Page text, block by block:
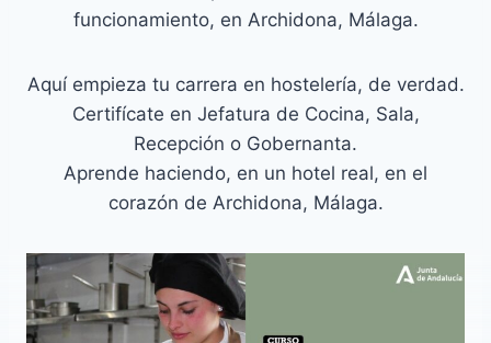
funcionamiento, en Archidona, Málaga.
Aquí empieza tu carrera en hostelería, de verdad.
Certifícate en Jefatura de Cocina, Sala,
Recepción o Gobernanta.
Aprende haciendo, en un hotel real, en el
corazón de Archidona, Málaga.